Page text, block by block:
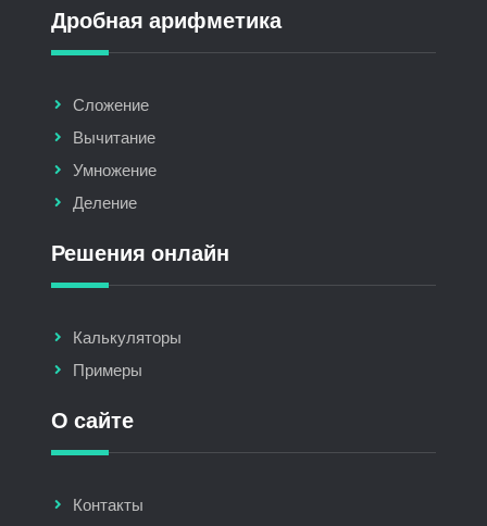
Дробная арифметика
Сложение
Вычитание
Умножение
Деление
Решения онлайн
Калькуляторы
Примеры
О сайте
Контакты